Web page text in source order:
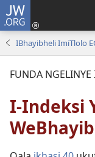
JW.ORG
IBhayibheli ImiTlolo
FUNDA
I-Indeksi